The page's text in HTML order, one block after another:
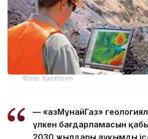
Фото: Kazinform
— «ҚазМұнайГаз»
үлкен бағдарламасын
2030 жылдары ауқымды